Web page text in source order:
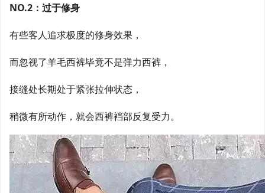
NO.2：过于修身
有些客人追求极度的修身效果，
而忽视了羊毛西裤毕竟不是弹力西裤，
接缝处长期处于紧张拉伸状态，
稍微有所动作，就会西裤裆部反复受力。